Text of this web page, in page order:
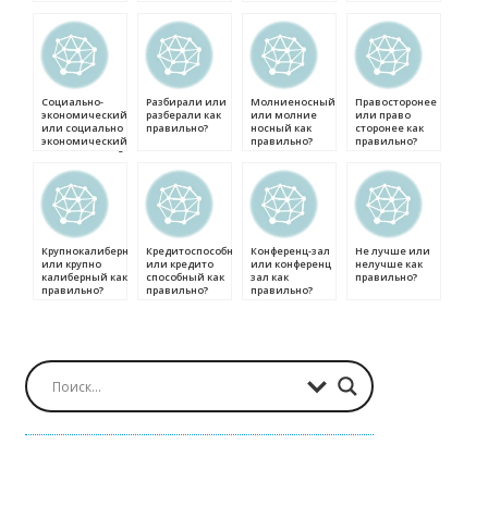
Социально-
экономический
или социально
экономический
как правильно?
Разбирали или
разберали как
правильно?
Молниеносный
или молние
носный как
правильно?
Правосторонее
или право
сторонее как
правильно?
Крупнокалиберный
или крупно
калиберный как
правильно?
Кредитоспособный
или кредито
способный как
правильно?
Конференц-зал
или конференц
зал как
правильно?
Не лучше или
нелучше как
правильно?